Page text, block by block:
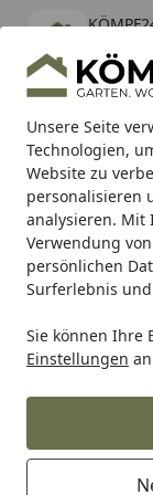
Unsere Seite
Technologien,
Website zu
personalisieren
analysieren. Mit
Verwendung
persönlichen
Surferlebnis
Sie können Ihre
Einstellungen
kostenlos -
Alle Produkte
Mein Konto
Suchen
Karibu Pools
Startseite
Auto &